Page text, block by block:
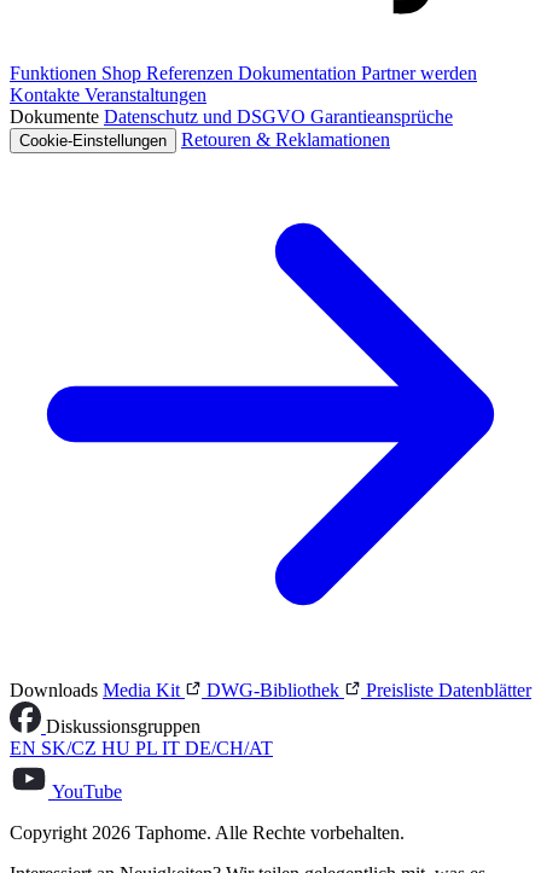
Funktionen Shop Referenzen Dokumentation Partner werden
Kontakte Veranstaltungen
Dokumente Datenschutz und DSGVO Garantieansprüche
Cookie-Einstellungen Retouren & Reklamationen
Downloads Media Kit DWG-Bibliothek Preisliste Datenblätter
Diskussionsgruppen
EN SK/CZ HU PL IT DE/CH/AT
YouTube
Copyright 2026 Taphome. Alle Rechte vorbehalten.